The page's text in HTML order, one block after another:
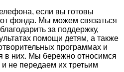
если вы готовы
от фонда. Мы можем связаться
за поддержку,
помощи детям, а также
программах и
в них. Мы бережно относимся
не передаем их третьим